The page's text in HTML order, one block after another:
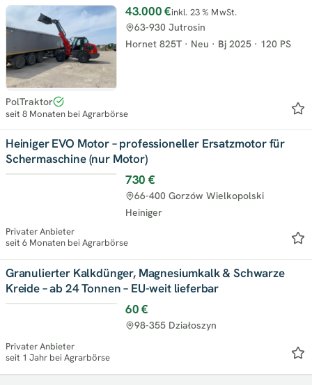
43.000 €inkl. 23 % MwSt.
Hornet 825T · Neu · Bj 2025 · 120 PS
63-930 Jutrosin
PolTraktor
seit 8 Monaten bei Agrarbörse
Heiniger EVO Motor – professioneller Ersatzmotor für
Schermaschine (nur Motor)
730 €
Heiniger
66-400 Gorzów Wielkopolski
Privater Anbieter
seit 6 Monaten bei Agrarbörse
Granulierter Kalkdünger, Magnesiumkalk & Schwarze
Kreide – ab 24 Tonnen – EU-weit lieferbar
60 €
98-355 Działoszyn
Privater Anbieter
seit 1 Jahr bei Agrarbörse